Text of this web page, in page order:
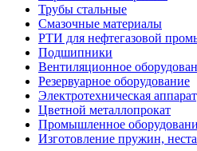
Трубы стальные
Смазочные материалы
РТИ для нефтегазовой
Подшипники
Вентиляционное
Резервуарное оборудование
Электротехническая
Цветной металлопрокат
Промышленное
Изготовление пружин,